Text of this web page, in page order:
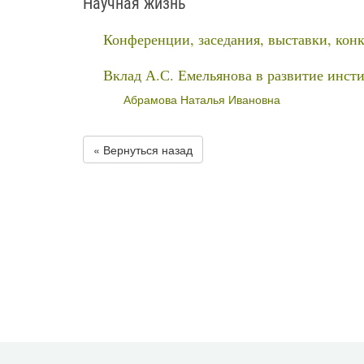
Конференции, заседания, выставки,
Вклад А.С. Емельянова в развитие
Абрамова Наталья Ивановна
« Вернуться назад